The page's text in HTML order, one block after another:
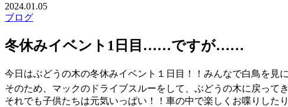
2024.01.05
ブログ
冬休みイベント1日目……ですが……
今日はぶどうの木の冬休みイベント１日目！！みんなで白鳥を
そのため、マックのドライブスルーをして、ぶどうの木に戻って
それでも子供たちは元気いっぱい！！車の中で楽しくお喋りした